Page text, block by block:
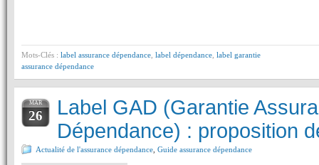
Mots-Clés : label assurance dépendance label dépendance label garantie
assurance dépendance
MAR
26
Label GAD (Garantie
Dépendance) : proposition
Actualité de l'assurance dépendance Guide assurance dépendance